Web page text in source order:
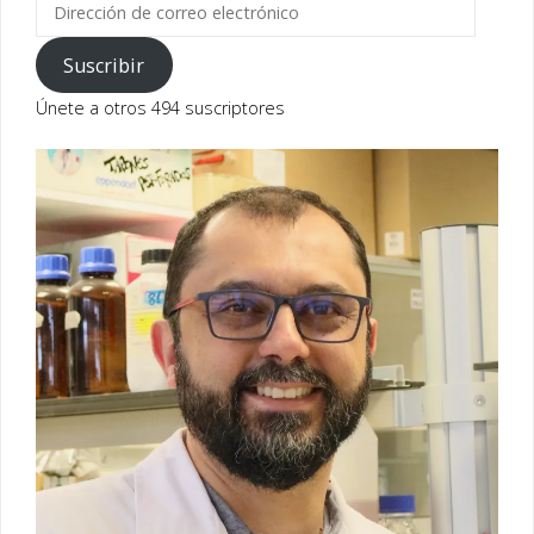
correo
electrónico
Suscribir
Únete a otros 494 suscriptores